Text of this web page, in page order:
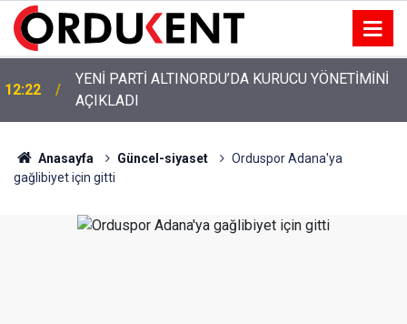
12:22
YENİ PARTİ ALTINORDU’DA KURUCU YÖNETİMİNİ
AÇIKLADI
Anasayfa Güncel-siyaset
Orduspor Adana'ya
gağlibiyet için gitti